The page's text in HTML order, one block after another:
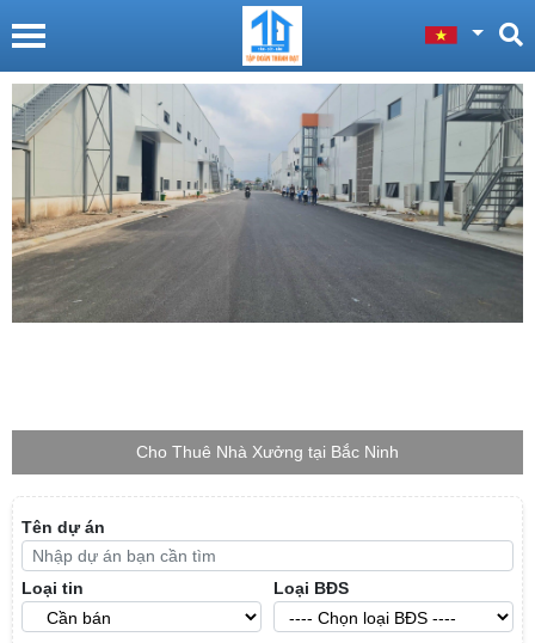
Cho Thuê Nhà Xưởng tại Bắc Giang
Tên dự án
Loại tin Loại BĐS